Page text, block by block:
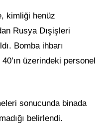
kimliği henüz
Rusya Dışişleri
Bomba ihbarı
üzerindeki personel
sonucunda binada
belirlendi.